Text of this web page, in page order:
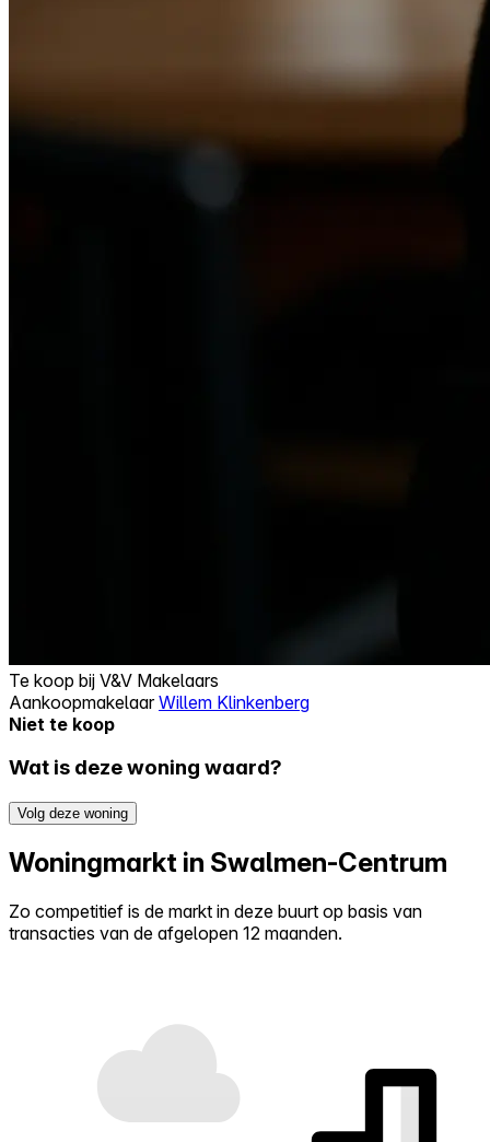
Te koop bij V&V Makelaars
AankoopmakelaarWillem Klinkenberg
Niet te koop
Wat is deze woning waard?
Volg deze woning
Woningmarkt in Swalmen-Centrum
Zo competitief is de markt in deze buurt op basis van
transacties van de afgelopen 12 maanden.